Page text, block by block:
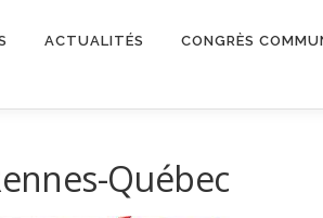
ACTUALITÉS CONGRÈS
Québec